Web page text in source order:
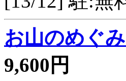
お山のめぐ
9,600円